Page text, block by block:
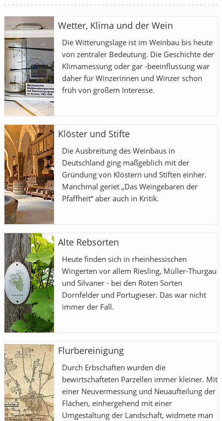
Wetter, Klima und der Wein
Die Witterungslage ist im Weinbau bis heute
von zentraler Bedeutung. Die Geschichte der
Klimamessung oder gar -beeinflussung war
daher für Winzerinnen und Winzer schon
früh von großem Interesse.
Klöster und Stifte
Die Ausbreitung des Weinbaus in
Deutschland ging maßgeblich mit der
Gründung von Klöstern und Stiften einher.
Manchmal geriet „Das Weingebaren der
Pfaffheit“ aber auch in Kritik.
Alte Rebsorten
Heute finden sich in rheinhessischen
Wingerten vor allem Riesling, Müller-Thurgau
und Silvaner - bei den Roten Sorten
Dornfelder und Portugieser. Das war nicht
immer der Fall.
Flurbereinigung
Durch Erbschaften wurden die
bewirtschafteten Parzellen immer kleiner. Mit
einer Neuvermessung und Neuaufteilung der
Flächen, einhergehend mit einer
Umgestaltung der Landschaft, widmete man